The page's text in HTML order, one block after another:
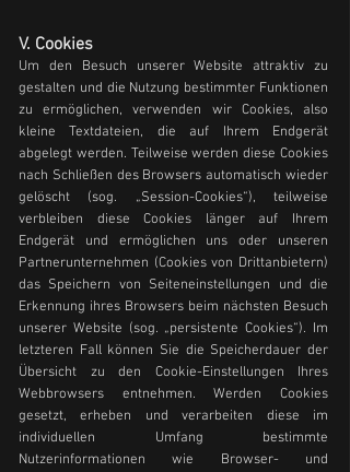
V. Cookies
Um den Besuch unserer Website attraktiv zu
gestalten und die Nutzung bestimmter Funktionen
zu ermöglichen, verwenden wir Cookies, also
kleine Textdateien, die auf Ihrem Endgerät
abgelegt werden. Teilweise werden diese Cookies
nach Schließen des Browsers automatisch wieder
gelöscht (sog. „Session-Cookies“), teilweise
verbleiben diese Cookies länger auf Ihrem
Endgerät und ermöglichen uns oder unseren
Partnerunternehmen (Cookies von Drittanbietern)
das Speichern von Seiteneinstellungen und die
Erkennung ihres Browsers beim nächsten Besuch
unserer Website (sog. „persistente Cookies“). Im
letzteren Fall können Sie die Speicherdauer der
Übersicht zu den Cookie-Einstellungen Ihres
Webbrowsers entnehmen. Werden Cookies
gesetzt, erheben und verarbeiten diese im
individuellen Umfang bestimmte
Nutzerinformationen wie Browser- und